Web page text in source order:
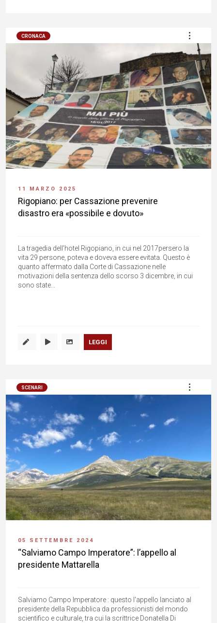
CRONACA
11 MARZO 2025
Rigopiano: per Cassazione prevenire
disastro era «possibile e dovuto»
La tragedia dell'hotel Rigopiano, in cui nel 2017persero la
vita 29 persone, poteva e doveva essere evitata. Questo è
quanto affermato dalla Corte di Cassazione nelle
motivazioni della sentenza dello scorso 3 dicembre, in cui
sono state...
LEGGI
SCENARI
05 SETTEMBRE 2024
“Salviamo Campo Imperatore”: l’appello al
presidente Mattarella
Salviamo Campo Imperatore : questo l'appello lanciato al
presidente della Repubblica da professionisti del mondo
scientifico e culturale, tra cui la scrittrice Donatella Di